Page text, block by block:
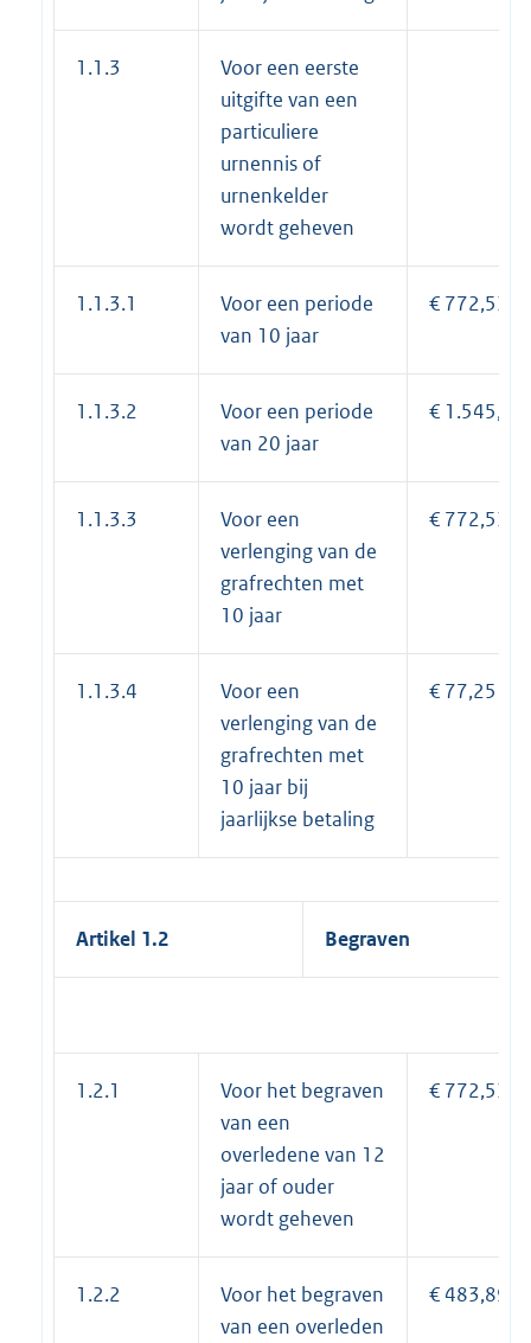
1.1.3
Voor een eerste
uitgifte van een
particuliere
urnennis of
urnenkelder
wordt geheven
1.1.3.1
Voor een periode
van 10 jaar
€ 772,53
1.1.3.2
Voor een periode
van 20 jaar
€ 1.545,06
1.1.3.3
Voor een
verlenging van de
grafrechten met
10 jaar
€ 772,53
1.1.3.4
Voor een
verlenging van de
grafrechten met
10 jaar bij
jaarlijkse betaling
€ 77,25
Artikel 1.2 Begraven
1.2.1
Voor het begraven
van een
overledene van 12
jaar of ouder
wordt geheven
€ 772,53
1.2.2
Voor het begraven
van een overleden
€ 483,89